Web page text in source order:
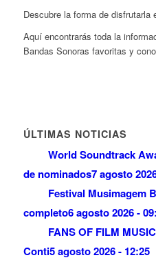
Descubre la forma de disfrutarla
Aquí encontrarás toda la
Bandas Sonoras favoritas y
ÚLTIMAS NOTICIAS
World Soundtrack
de nominados7 agosto
Festival Musimagem
completo6 agosto 2026 -
FANS OF FILM
Conti5 agosto 2026 - 12:25